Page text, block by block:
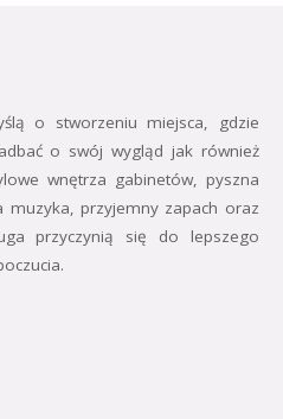
o stworzeniu miejsca, gdzie
o swój wygląd jak również
wnętrza gabinetów, pyszna
muzyka, przyjemny zapach oraz
przyczynią się do lepszego